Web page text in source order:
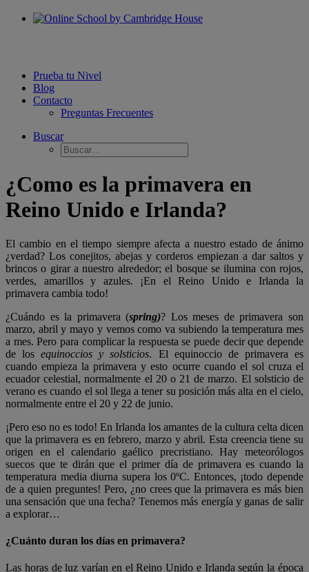
Prueba tu Nivel
Blog
Contacto
Preguntas Frecuentes
Buscar
¿Como es la primavera en
Reino Unido e Irlanda?
El cambio en el tiempo siempre afecta a nuestro estado de ánimo
¿verdad? Los conejitos, abejas y corderos empiezan a dar saltos y
brincos o girar a nuestro alrededor; el bosque se ilumina con rojos,
verdes, amarillos y azules. ¡En el Reino Unido e Irlanda la
primavera cambia todo!
¿Cuándo es la primavera (spring)? Los meses de primavera son
marzo, abril y mayo y vemos como va subiendo la temperatura mes
a mes. Pero para complicar la respuesta se puede decir que depende
de losequinoccios y solsticios. El equinoccio de primavera es
cuando empieza la primavera y esto ocurre cuando el sol cruza el
ecuador celestial, normalmente el 20 o 21 de marzo. El solsticio de
verano es cuando el sol llega a tener su posición más alta en el cielo,
normalmente entre el 20 y 22 de junio.
¡Pero eso no es todo! En Irlanda los amantes de la cultura celta dicen
que la primavera es en febrero, marzo y abril. Esta creencia tiene su
origen en el calendario gaélico precristiano. Hay meteorólogos
suecos que te dirán que el primer día de primavera es cuando la
temperatura media diurna supera los 0ºC. Entonces, ¡todo depende
de a quien preguntes! Pero, ¿no crees que la primavera es más bien
una sensación que una fecha? Tenemos más energía y ganas de salir
a explorar…
¿Cuánto duran los días en primavera?
Las horas de luz varían en el Reino Unido e Irlanda según la época